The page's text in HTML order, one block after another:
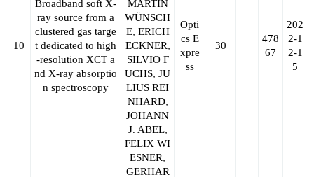
10
Broadband soft X-
ray source from a
clustered gas targe
t dedicated to high
-resolution XCT a
nd X-ray absorptio
n spectroscopy
MARTIN
WÜNSCH
E, ERICH
ECKNER,
SILVIO F
UCHS, JU
LIUS REI
NHARD,
JOHANN
J. ABEL,
FELIX WI
ESNER,
GERHAR
Opti
cs E
xpre
ss
30
478
67
202
2-1
2-1
5